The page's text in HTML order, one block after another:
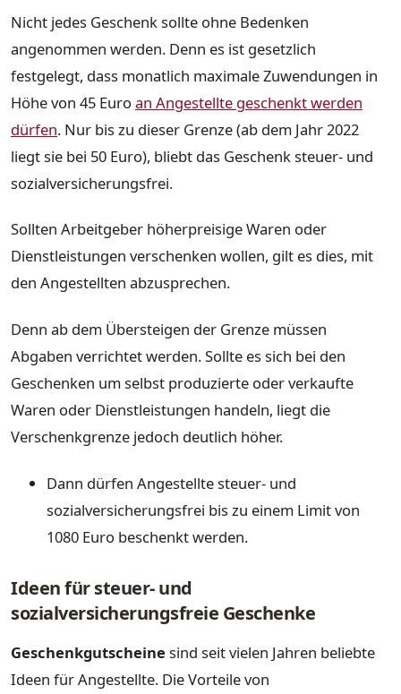
Nicht jedes Geschenk sollte ohne Bedenken
angenommen werden. Denn es ist gesetzlich
festgelegt, dass monatlich maximale Zuwendungen in
Höhe von 45 Euro an Angestellte geschenkt werden
dürfen. Nur bis zu dieser Grenze (ab dem Jahr 2022
liegt sie bei 50 Euro), bliebt das Geschenk steuer- und
sozialversicherungsfrei.
Sollten Arbeitgeber höherpreisige Waren oder
Dienstleistungen verschenken wollen, gilt es dies, mit
den Angestellten abzusprechen.
Denn ab dem Übersteigen der Grenze müssen
Abgaben verrichtet werden. Sollte es sich bei den
Geschenken um selbst produzierte oder verkaufte
Waren oder Dienstleistungen handeln, liegt die
Verschenkgrenze jedoch deutlich höher.
Dann dürfen Angestellte steuer- und
sozialversicherungsfrei bis zu einem Limit von
1080 Euro beschenkt werden.
Ideen für steuer- und
sozialversicherungsfreie Geschenke
Geschenkgutscheine sind seit vielen Jahren beliebte
Ideen für Angestellte. Die Vorteile von